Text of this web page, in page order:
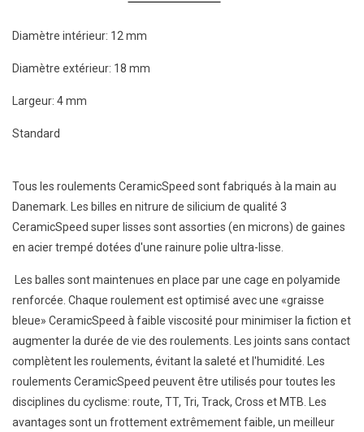
Diamètre intérieur: 12 mm
Diamètre extérieur: 18 mm
Largeur: 4 mm
Standard
Tous les roulements CeramicSpeed ​​sont fabriqués à la main au
Danemark. Les billes en nitrure de silicium de qualité 3
CeramicSpeed ​​super lisses sont assorties (en microns) de gaines
en acier trempé dotées d'une rainure polie ultra-lisse.
Les balles sont maintenues en place par une cage en polyamide
renforcée. Chaque roulement est optimisé avec une «graisse
bleue» CeramicSpeed ​​à faible viscosité pour minimiser la fiction et
augmenter la durée de vie des roulements. Les joints sans contact
complètent les roulements, évitant la saleté et l'humidité. Les
roulements CeramicSpeed ​​peuvent être utilisés pour toutes les
disciplines du cyclisme: route, TT, Tri, Track, Cross et MTB. Les
avantages sont un frottement extrêmement faible, un meilleur